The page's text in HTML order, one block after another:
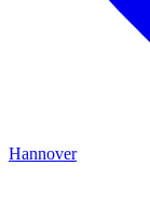
Hannover